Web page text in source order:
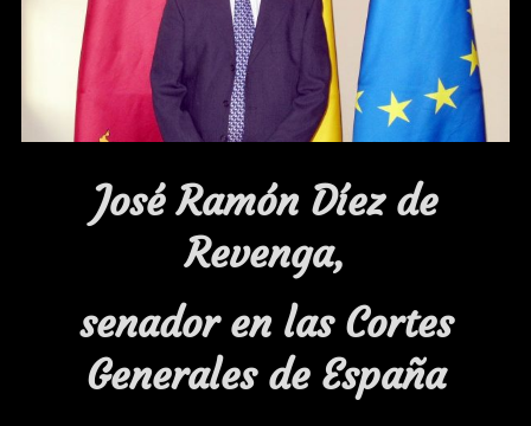
José Ramón Díez de
Revenga,
senador en las Cortes
Generales de España